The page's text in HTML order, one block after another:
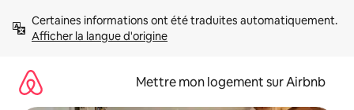
directement
Afficher la langue d'origine
Mettre mon logement sur Airbnb